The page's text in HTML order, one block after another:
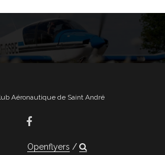
Aéronautique de Saint André
Openflyers